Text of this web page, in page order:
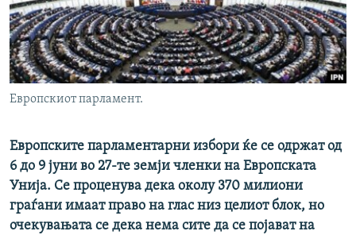
РСЕ веб страници
Европскиот парламент.
Европските парламентарни избори ќе се одржат од
6 до 9 јуни во 27-те земји членки на Европската
Унија. Се проценува дека околу 370 милиони
граѓани имаат право на глас низ целиот блок, но
очекувањата се дека нема сите да се појават на